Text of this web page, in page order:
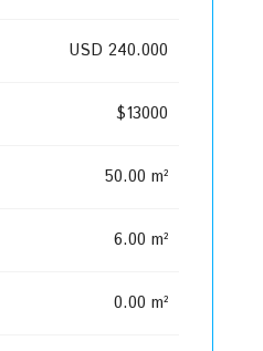
USD 240.000
$13000
50.00 m²
6.00 m²
0.00 m²